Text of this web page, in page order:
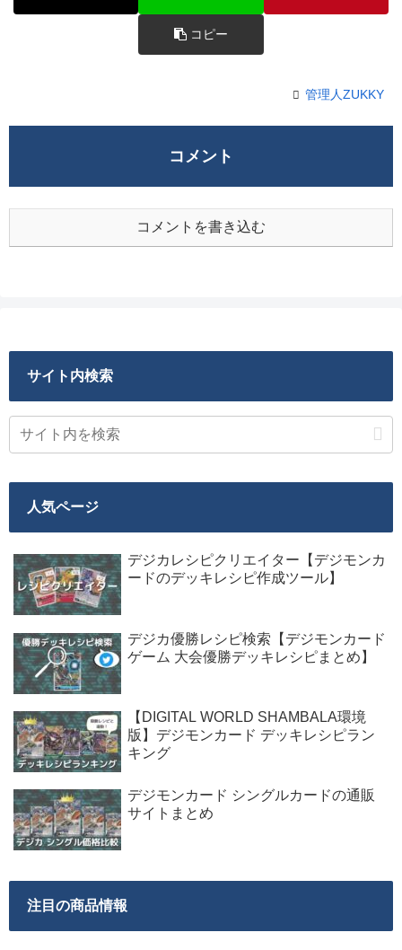
コピー
管理人ZUKKY
コメント
コメントを書き込む
サイト内検索
人気ページ
デジカレシピクリエイター【デジモンカ
ードのデッキレシピ作成ツール】
デジカ優勝レシピ検索【デジモンカード
ゲーム 大会優勝デッキレシピまとめ】
【DIGITAL WORLD SHAMBALA環境
版】デジモンカード デッキレシピラン
キング
デジモンカード シングルカードの通販
サイトまとめ
注目の商品情報